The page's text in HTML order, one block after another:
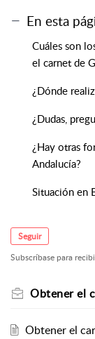
En esta
Cuáles son
el carnet de
¿Dónde
¿Dudas,
¿Hay otras
Andalucía?
Situación en
Seguir
Subscríbase para
Obtener el
Obtener el